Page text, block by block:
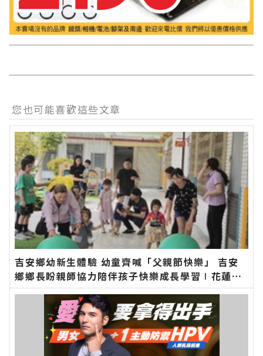
您也可能喜歡這些文章
吉安鄉幼新生體驗 幼童齊喊「父親節快樂」 吉安
鄉鄉長盼親師協力陪伴孩子快樂成長學習∣花蓮新
聞網官方網站各類新聞－最快速的今日新聞報導 最
新的在地資訊！